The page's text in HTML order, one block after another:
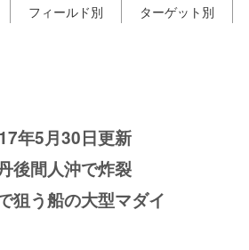
フィールド別 ターゲット別
年5月30日更新
後間人沖で炸裂
狙う船の大型マダイ